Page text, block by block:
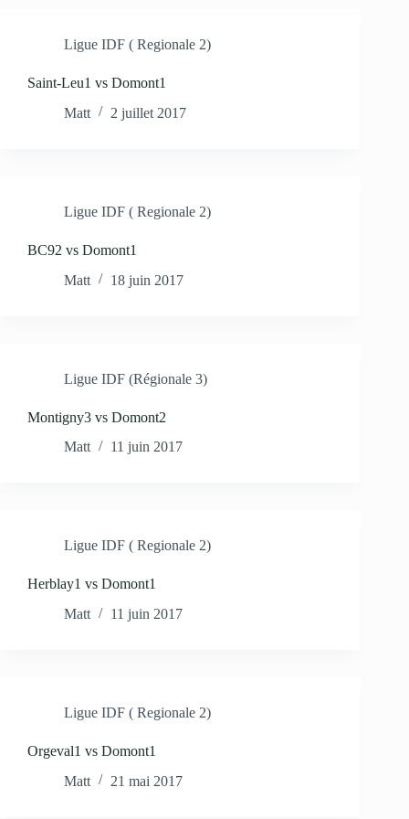
Ligue IDF ( Regionale 2)
Saint-Leu1 vs Domont1
Matt
2 juillet 2017
Ligue IDF ( Regionale 2)
BC92 vs Domont1
Matt
18 juin 2017
Ligue IDF (Régionale 3)
Montigny3 vs Domont2
Matt
11 juin 2017
Ligue IDF ( Regionale 2)
Herblay1 vs Domont1
Matt
11 juin 2017
Ligue IDF ( Regionale 2)
Orgeval1 vs Domont1
Matt
21 mai 2017